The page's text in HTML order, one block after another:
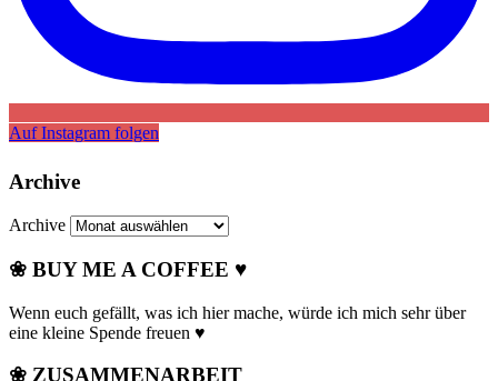
Auf Instagram folgen
Archive
Archive
❀ BUY ME A COFFEE ♥
Wenn euch gefällt, was ich hier mache, würde ich mich sehr über
eine kleine Spende freuen ♥
❀ ZUSAMMENARBEIT